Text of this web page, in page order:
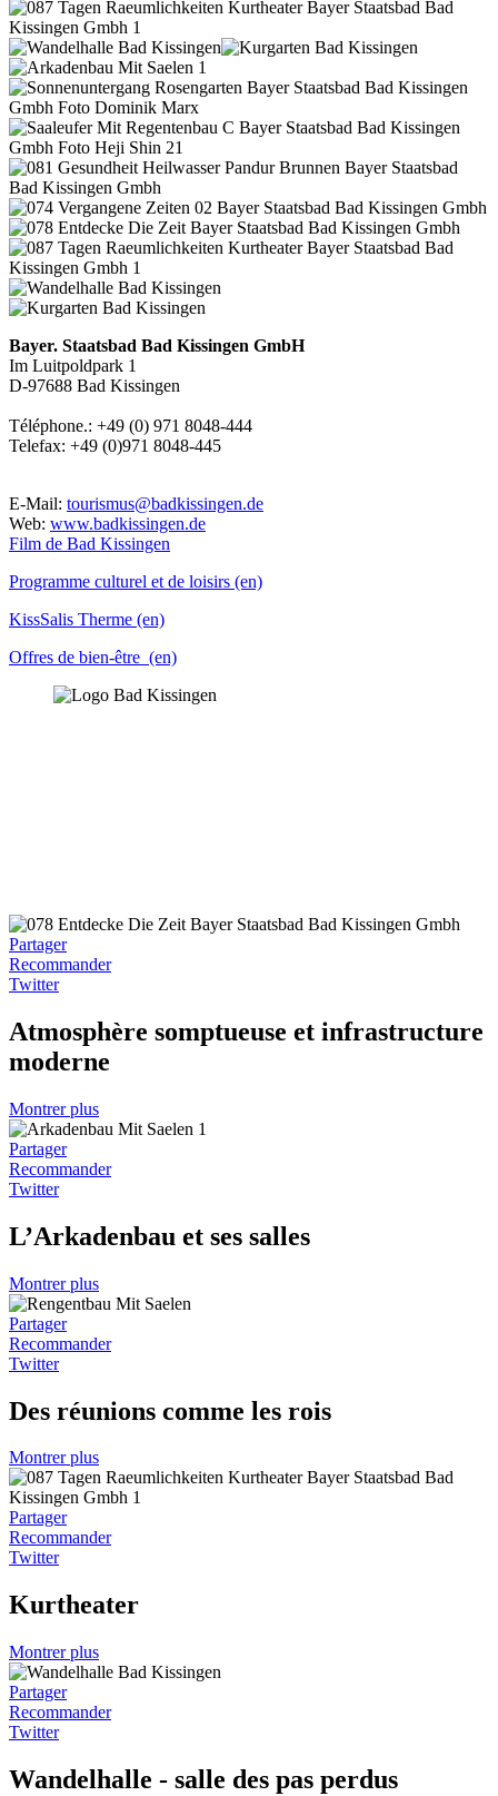
Bayer. Staatsbad Bad Kissingen GmbH
Im Luitpoldpark 1
D-97688 Bad Kissingen
Téléphone.: +49 (0) 971 8048-444
Telefax: +49 (0)971 8048-445
E-Mail: tourismus@badkissingen.de
Web: www.badkissingen.de
Film de Bad Kissingen
Programme culturel et de loisirs (en)
KissSalis Therme (en)
Offres de bien-être (en)
Partager
Recommander
Twitter
Atmosphère somptueuse et infrastructure
moderne
Montrer plus
Partager
Recommander
Twitter
L’Arkadenbau et ses salles
Montrer plus
Partager
Recommander
Twitter
Des réunions comme les rois
Montrer plus
Partager
Recommander
Twitter
Kurtheater
Montrer plus
Partager
Recommander
Twitter
Wandelhalle - salle des pas perdus